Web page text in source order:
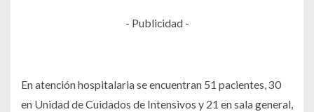
- Publicidad -
En atención hospitalaria se encuentran 51 pacientes, 30
en Unidad de Cuidados de Intensivos y 21 en sala general,